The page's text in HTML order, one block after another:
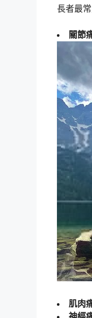
長者最
關節
肌肉